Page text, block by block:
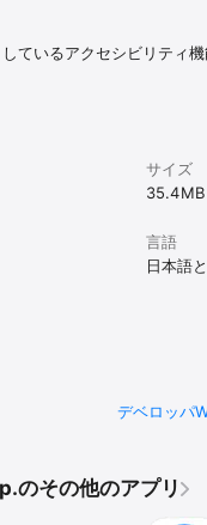
ているアクセシビリティ機
サイズ
35.4 MB
言語
日本語
デベロッパ
その他のアプリ